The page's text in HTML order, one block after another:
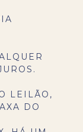
LEILÃO,
DO